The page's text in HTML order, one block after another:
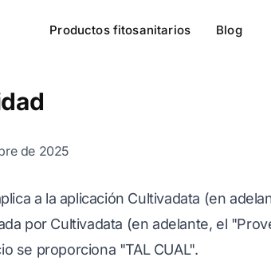
Productos fitosanitarios Blog
de 2025
a la aplicación Cultivadata (en
por Cultivadata (en adelante, el
se proporciona "TAL CUAL".